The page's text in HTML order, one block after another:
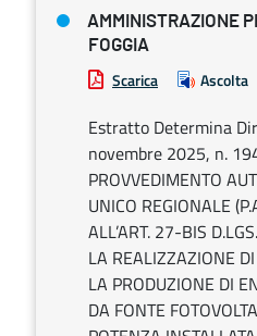
AMMINISTRAZIONE
FOGGIA
Scarica Ascolta
Estratto Determina
novembre 2025, n.
PROVVEDIMENTO
UNICO REGIONALE
ALL’ART. 27-BIS
LA REALIZZAZIONE
LA PRODUZIONE DI
DA FONTE